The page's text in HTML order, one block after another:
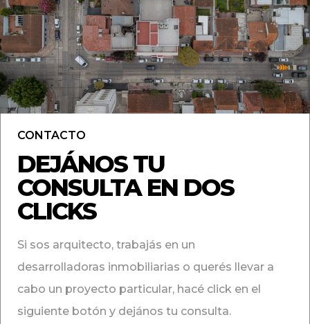
CONTACTO
DEJÁNOS TU
CONSULTA EN DOS
CLICKS
Si sos arquitecto, trabajás en un
desarrolladoras inmobiliarias o querés llevar a
cabo un proyecto particular, hacé click en el
siguiente botón y dejános tu consulta.